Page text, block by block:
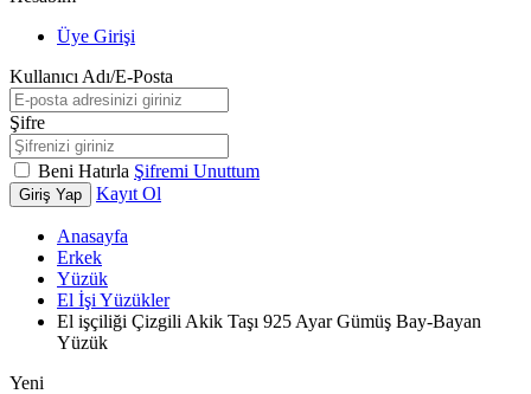
Üye Girişi
Kullanıcı Adı/E-Posta
Şifre
Beni Hatırla Şifremi Unuttum
Giriş Yap Kayıt Ol
Anasayfa
Erkek
Yüzük
El İşi Yüzükler
El işçiliği Çizgili Akik Taşı 925 Ayar Gümüş Bay-Bayan
Yüzük
Yeni